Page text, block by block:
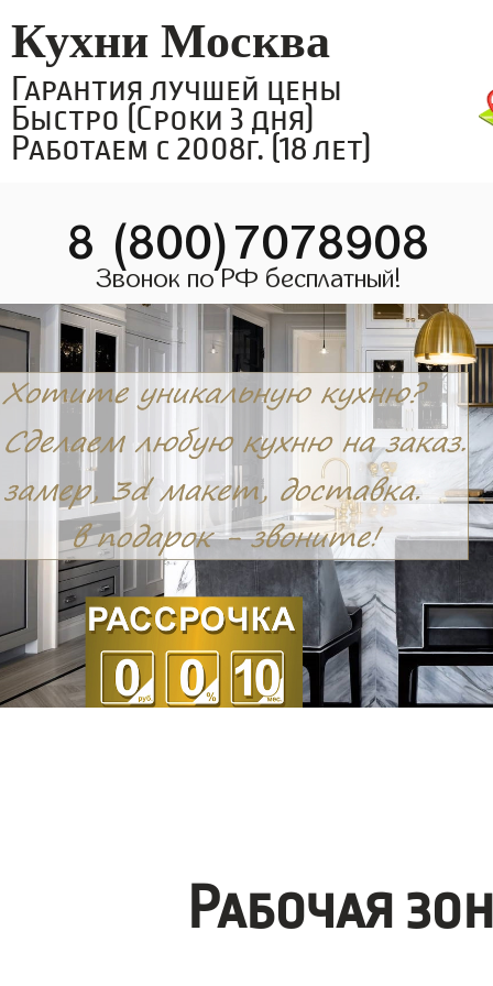
Кухни Москва
Гарантия лучшей цены
Быстро (Сроки 3 дня)
Работаем с 2008г. (18 лет)
8 (800)7078908
Звонок по РФ бесплатный!
Рабочая